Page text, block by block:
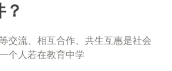
交流、相互合作、共生互惠是社会
个人若在教育中学